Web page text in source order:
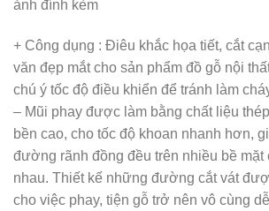
ảnh đính kèm
+ Công dụng : Điêu khắc họa tiết, cắt
văn đẹp mắt cho sản phẩm đồ gỗ nội
chú ý tốc độ điều khiển để tránh làm
– Mũi phay được làm bằng chất liệu
bền cao, cho tốc độ khoan nhanh hơn,
đường rãnh đồng đều trên nhiều bề mặt
nhau. Thiết kế những đường cắt vát
cho việc phay, tiện gỗ trở nên vô cùng